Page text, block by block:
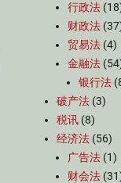
行政法
财政法
贸易法 (4)
金融法
银行法
破产法 (3)
税讯 (8)
经济法 (56)
广告法 (1)
财会法